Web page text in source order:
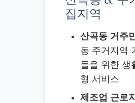
집지역
산곡동 거주
동 주거지역
들을 위한 생
형 서비스
제조업 근로